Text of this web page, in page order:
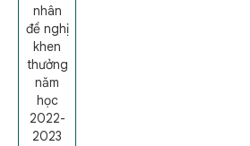
nhân
đề nghị
khen
thưởng
năm
học
2022-
2023